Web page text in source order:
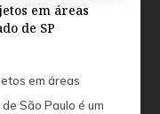
em áreas
de SP
em áreas
São Paulo é um